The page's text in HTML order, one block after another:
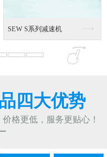
MT全系列
四大优势
格更低，服务更贴心！